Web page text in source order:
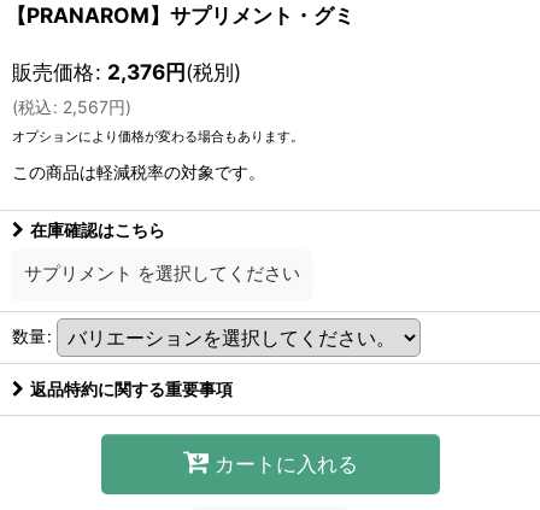
【PRANAROM】サプリメント・グミ
販売価格: 2,376円(税別)
(税込: 2,567円)
オプションにより価格が変わる場合もあります。
この商品は軽減税率の対象です。
在庫確認はこちら
サプリメント を選択してください
数量:
返品特約に関する重要事項
カートに入れる